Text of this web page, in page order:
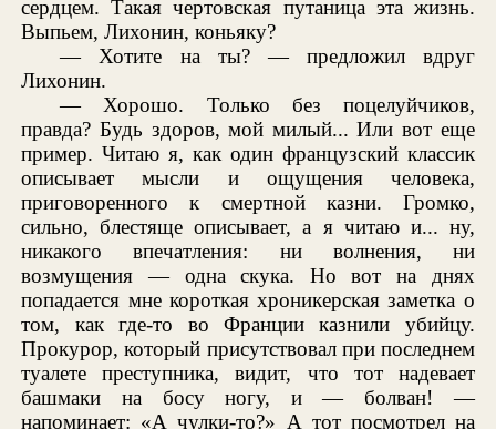
сердцем. Такая чертовская путаница эта жизнь.
Выпьем, Лихонин, коньяку?
— Хотите на ты? — предложил вдруг
Лихонин.
— Хорошо. Только без поцелуйчиков,
правда? Будь здоров, мой милый... Или вот еще
пример. Читаю я, как один французский классик
описывает мысли и ощущения человека,
приговоренного к смертной казни. Громко,
сильно, блестяще описывает, а я читаю и... ну,
никакого впечатления: ни волнения, ни
возмущения — одна скука. Но вот на днях
попадается мне короткая хроникерская заметка о
том, как где-то во Франции казнили убийцу.
Прокурор, который присутствовал при последнем
туалете преступника, видит, что тот надевает
башмаки на босу ногу, и — болван! —
напоминает: «А чулки-то?» А тот посмотрел на